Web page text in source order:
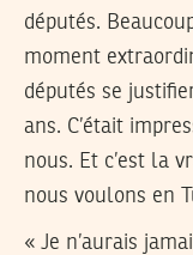
députés.
moment
députés se
ans. C’était
nous. Et c’est la
nous voulons en
« Je n’aurais